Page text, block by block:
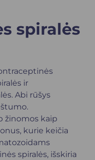
spiralės
ir
Abi rūšys
žinomos kaip
kurie keičia
spiralės, išskiria